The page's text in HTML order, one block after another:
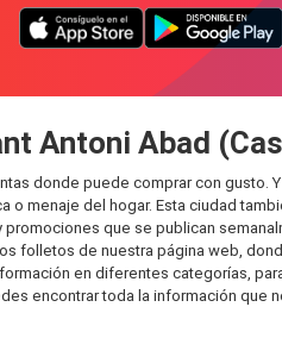
Antoni Abad
donde puede comprar con
menaje del hogar. Esta ciudad
que se publican
folletos de nuestra página web,
en diferentes categorías,
encontrar toda la información